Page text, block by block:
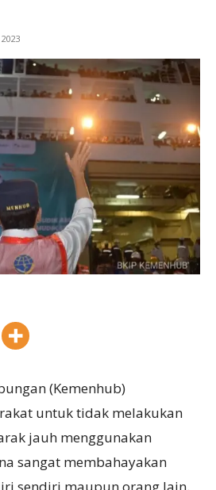
(Kemenhub)
untuk tidak melakukan
jauh menggunakan
sangat membahayakan